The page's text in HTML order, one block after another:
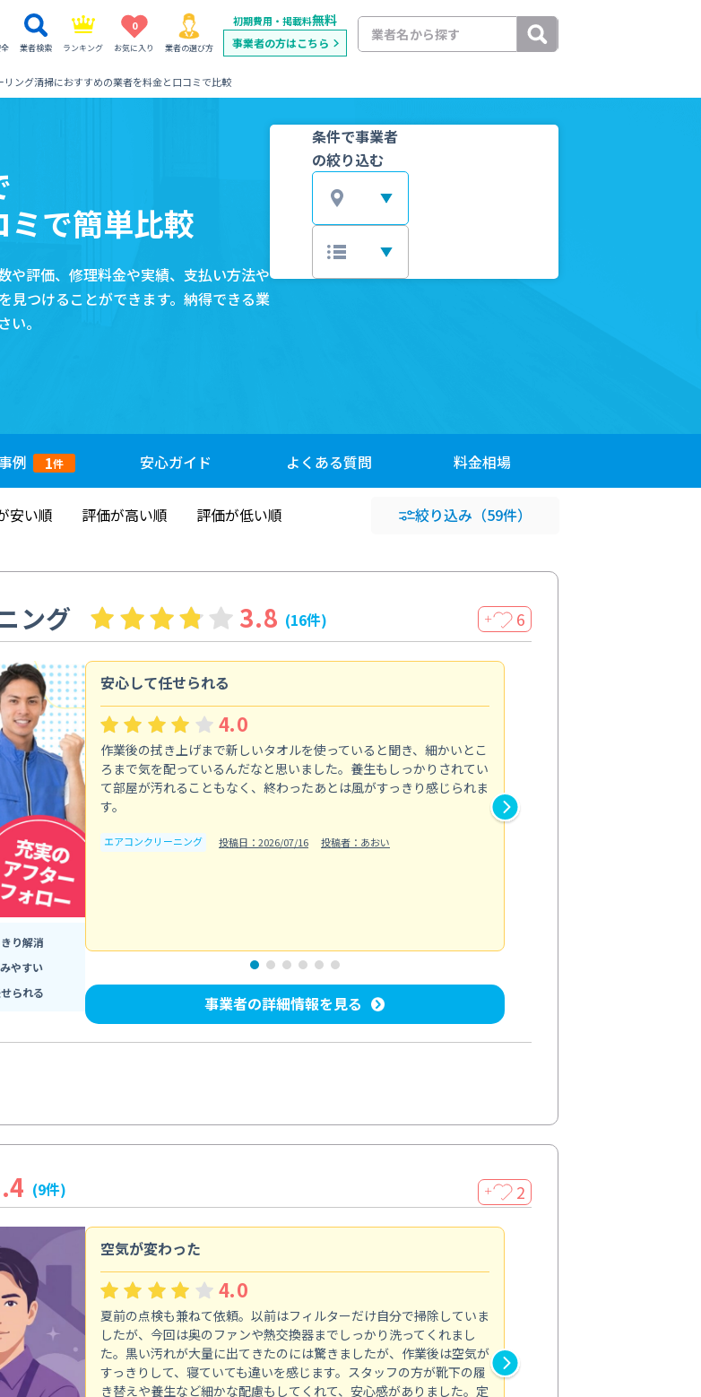
業者検索 ランキング
0
お気に入り 業者の選び方
初期費用・掲載料無料
事業者の方はこちら
リング清掃におすすめの業者を料金と口コミで比較
で簡単比較
や評価、修理料金や実績、支払い方法や
見つけることができます。納得できる業
。
条件で事業者
の絞り込む
例 1件 安心ガイド よくある質問 料金相場
安い順 評価が高い順 評価が低い順 絞り込み （59件）
ング 3.8 (16件) ＋ 6
り解消
やすい
られる
安心して任せられる
4.0
作業後の拭き上げまで新しいタオルを使っていると聞き、細かいとこ
ろまで気を配っているんだなと思いました。養生もしっかりされてい
て部屋が汚れることもなく、終わったあとは風がすっきり感じられま
す。
エアコンクリーニング 投稿日：2026/07/16 投稿者：あおい
事業者の詳細情報を見る
(9件) ＋ 2
空気が変わった
4.0
夏前の点検も兼ねて依頼。以前はフィルターだけ自分で掃除していま
したが、今回は奥のファンや熱交換器までしっかり洗ってくれまし
た。黒い汚れが大量に出てきたのには驚きましたが、作業後は空気が
すっきりして、寝ていても違いを感じます。スタッフの方が靴下の履
き替えや養生など細かな配慮もしてくれて、安心感がありました。定